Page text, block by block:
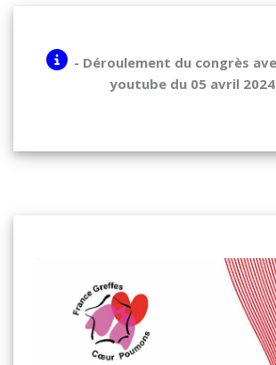
- Déroulement du congrès
youtube du 05 avril 2024